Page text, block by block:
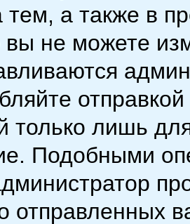
тем, а также в
не можете
только лишь
Подобными
отправленных